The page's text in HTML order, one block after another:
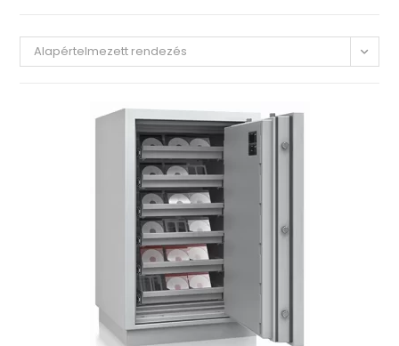
Alapértelmezett rendezés